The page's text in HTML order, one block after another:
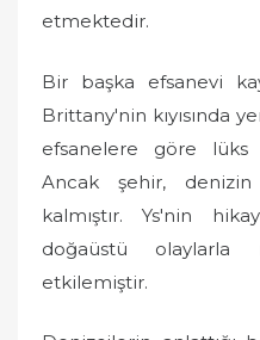
etmektedir.
Bir başka efsanevi
Brittany'nin kıyısında
efsanelere göre
Ancak şehir,
kalmıştır. Ys'nin
doğaüstü
etkilemiştir.